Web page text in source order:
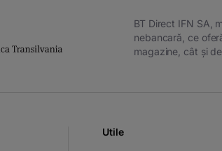
BT Direct IFN SA,
nebancară, ce
magazine, cât și
Utile